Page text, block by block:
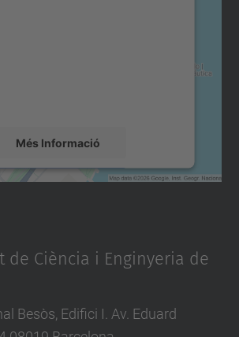
Més Informació
Accepta
by
de Ciència i Enginyeria de
Besòs, Edifici I. Av. Eduard